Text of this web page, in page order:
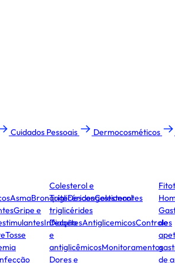
Cuidados Pessoais Dermocosméticos
AsmaBronquiteDescongestionantes
Gripe e
Infecção
Tosse
Colesterol e
TriglicéridesColesterol
triglicérides
DiabetesAntiglicemicosControles
e
antiglicêmicosMonitoramentos
Dores e
de
de